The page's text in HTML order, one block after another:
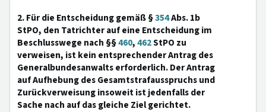
2. Für die Entscheidung gemäß §354Abs. 1b
StPO, den Tatrichter auf eine Entscheidung im
Beschlusswege nach §§460,462StPO zu
verweisen, ist kein entsprechender Antrag des
Generalbundesanwalts erforderlich. Der Antrag
auf Aufhebung des Gesamtstrafausspruchs und
Zurückverweisung insoweit ist jedenfalls der
Sache nach auf das gleiche Ziel gerichtet.